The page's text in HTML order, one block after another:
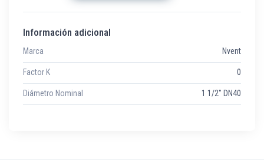
Información adicional
Marca Nvent
Factor K 0
Diámetro Nominal 1 1/2" DN40